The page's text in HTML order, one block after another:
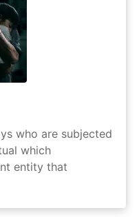
who are subjected
which
entity that